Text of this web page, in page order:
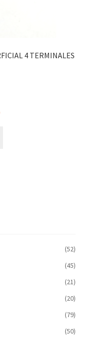
4 TERMINALES
(52)
(45)
(21)
(20)
(79)
(50)